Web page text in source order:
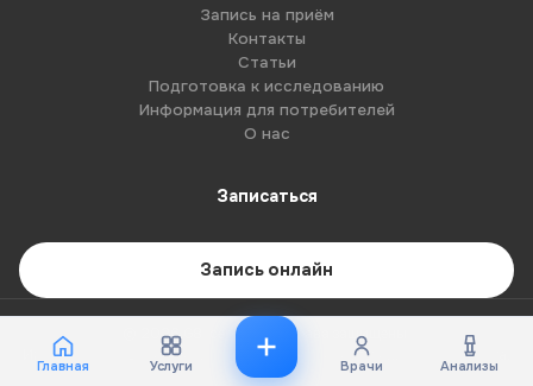
Запись на приём
Контакты
Статьи
Подготовка к исследованию
Информация для потребителей
О нас
Записаться
Запись онлайн
© 2026 G8-centre. Все права защищены.
Имеются противопоказания. Необходима консультация специалиста.
Главная Услуги Врачи Анализы